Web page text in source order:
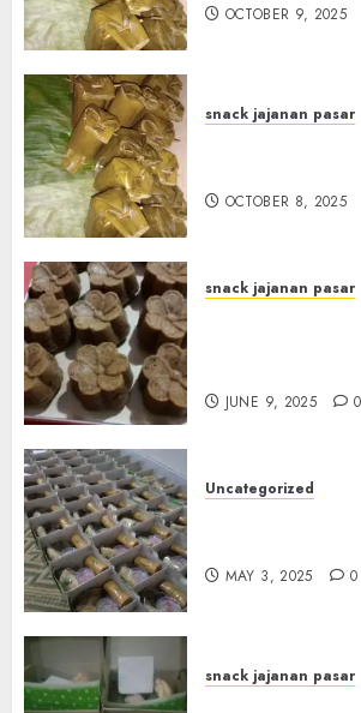
OCTOBER 9, 2025
snack jajanan pasar
OCTOBER 8, 2025
snack jajanan pasar
JUNE 9, 2025 0
Uncategorized
MAY 3, 2025 0
snack jajanan pasar